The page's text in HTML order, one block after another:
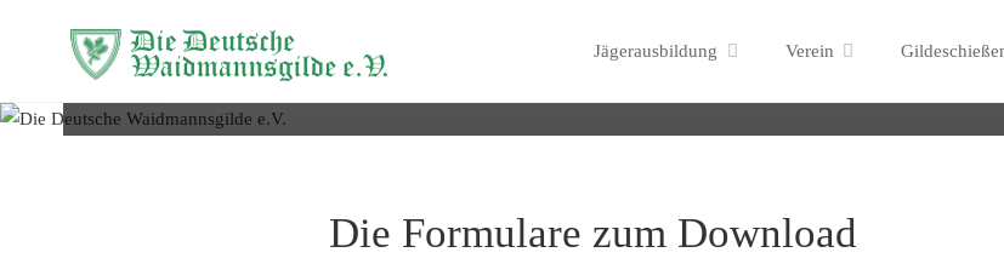
Jägerausbildung Verein
Formulare
Die Formulare zum Download